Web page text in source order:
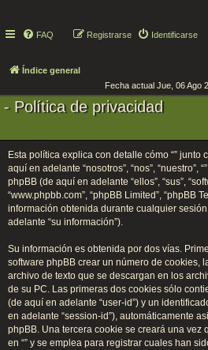
FAQ Identificarse
Registrarse
Índice general
Fecha actual Jue, 06 Ago
- Política de privacidad
Esta política explica con detalle cómo “” junto
aquí en adelante “nosotros”, “nos”, “nuestro”,
phpBB (de aquí en adelante “ellos”, “sus”,
“www.phpbb.com”, “phpBB Limited”, “phpBB
información obtenida durante cualquier
adelante “su información”).
Su información es obtenida por dos vías.
software phpBB crear un número de cookies,
archivo de texto que se descargan en los
de su PC. Las primeras dos cookies sólo
(de aquí en adelante “user-id”) y un
en adelante “session-id”), automáticamente
phpBB. Una tercera cookie se creará una vez
en “” y se emplea para registrar cuales han